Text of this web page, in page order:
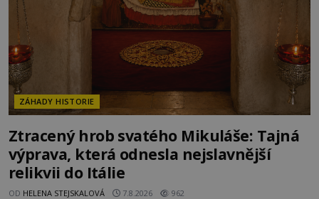
ZÁHADY HISTORIE
Ztracený hrob svatého Mikuláše: Tajná
výprava, která odnesla nejslavnější
relikvii do Itálie
OD HELENA STEJSKALOVÁ 7.8.2026 962